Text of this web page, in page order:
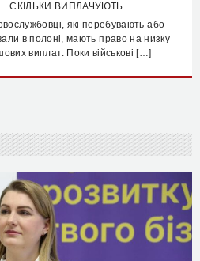
СКІЛЬКИ ВИПЛАЧУЮТЬ
які перебувають або
в полоні, мають право на низку
виплат. Поки військові […]